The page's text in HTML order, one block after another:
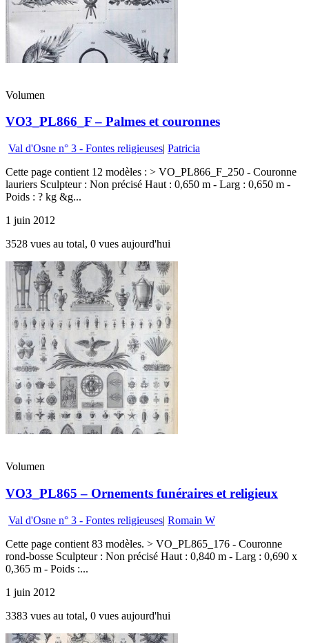
Volumen
VO3_PL866_F – Palmes et couronnes
Val d'Osne n° 3 - Fontes religieuses| Patricia
Cette page contient 12 modèles : > VO_PL866_F_250 - Couronne
lauriers Sculpteur : Non précisé Haut : 0,650 m - Larg : 0,650 m -
Poids : ? kg &g...
1 juin 2012
3528 vues au total, 0 vues aujourd'hui
Volumen
VO3_PL865 – Ornements funéraires et religieux
Val d'Osne n° 3 - Fontes religieuses| Romain W
Cette page contient 83 modèles. > VO_PL865_176 - Couronne
rond-bosse Sculpteur : Non précisé Haut : 0,840 m - Larg : 0,690 x
0,365 m - Poids :...
1 juin 2012
3383 vues au total, 0 vues aujourd'hui